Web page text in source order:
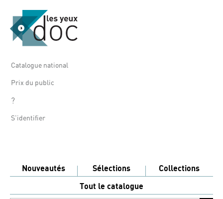
Catalogue national
Prix du public
?
S'identifier
Nouveautés Sélections
Collections
Tout le catalogue